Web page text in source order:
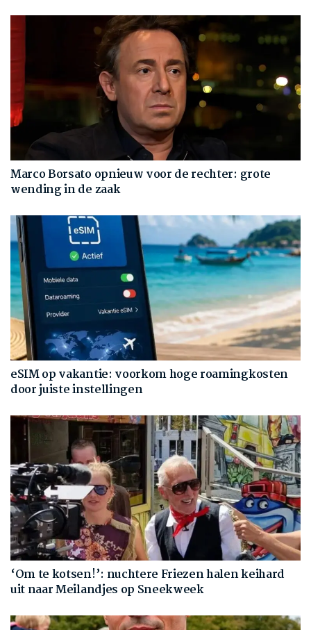
Marco Borsato opnieuw voor de rechter: grote
wending in de zaak
eSIM op vakantie: voorkom hoge roamingkosten
door juiste instellingen
‘Om te kotsen!’: nuchtere Friezen halen keihard
uit naar Meilandjes op Sneekweek